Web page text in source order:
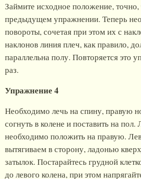
Займите исходное положение, точно,
предыдущем упражнении. Теперь
повороты, сочетая при этом их с
наклонов линия плеч, как правило,
параллельна полу. Повторяется это
раз.
Упражнение 4
Необходимо лечь на спину, правую
согнуть в колене и поставить на
необходимо положить на правую.
вытягиваем в сторону, ладонью
затылок. Постарайтесь грудной
до левого колена, при этом